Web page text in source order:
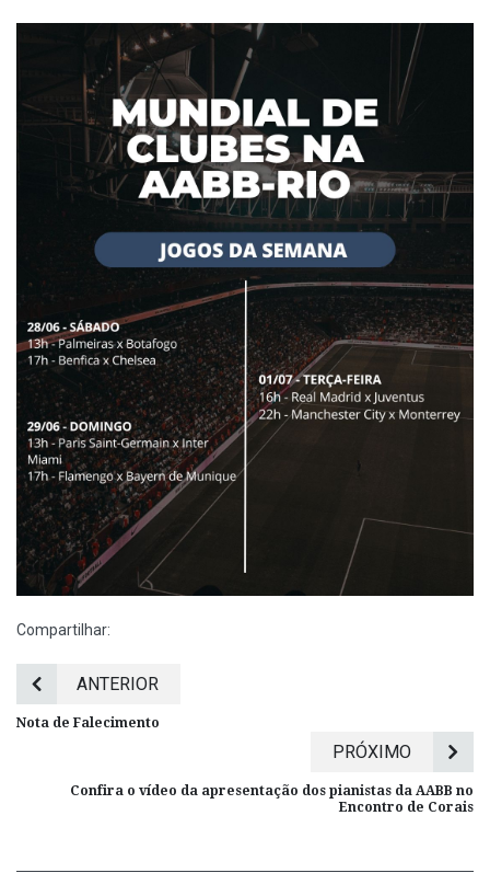
Compartilhar:
ANTERIOR
Nota de Falecimento
PRÓXIMO
Confira o vídeo da apresentação dos pianistas da AABB no
Encontro de Corais